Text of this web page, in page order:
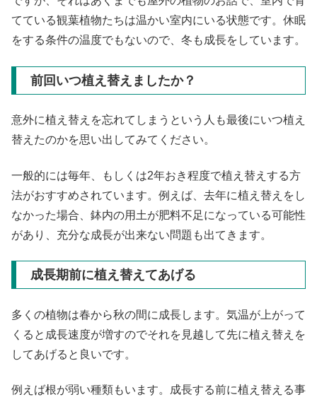
てている観葉植物たちは温かい室内にいる状態です。休眠
をする条件の温度でもないので、冬も成長をしています。
前回いつ植え替えましたか？
意外に植え替えを忘れてしまうという人も最後にいつ植え
替えたのかを思い出してみてください。
一般的には毎年、もしくは2年おき程度で植え替えする方
法がおすすめされています。例えば、去年に植え替えをし
なかった場合、鉢内の用土が肥料不足になっている可能性
があり、充分な成長が出来ない問題も出てきます。
成長期前に植え替えてあげる
多くの植物は春から秋の間に成長します。気温が上がって
くると成長速度が増すのでそれを見越して先に植え替えを
してあげると良いです。
例えば根が弱い種類もいます。成長する前に植え替える事